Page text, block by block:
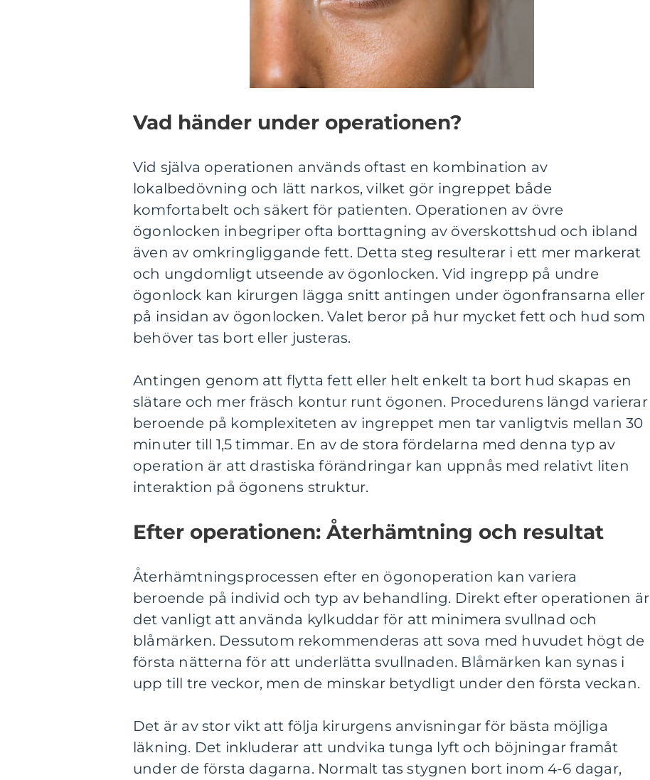
Vad händer under operationen?
Vid själva operationen används oftast en kombination av
lokalbedövning och lätt narkos, vilket gör ingreppet både
komfortabelt och säkert för patienten. Operationen av övre
ögonlocken inbegriper ofta borttagning av överskottshud och ibland
även av omkringliggande fett. Detta steg resulterar i ett mer markerat
och ungdomligt utseende av ögonlocken. Vid ingrepp på undre
ögonlock kan kirurgen lägga snitt antingen under ögonfransarna eller
på insidan av ögonlocken. Valet beror på hur mycket fett och hud som
behöver tas bort eller justeras.
Antingen genom att flytta fett eller helt enkelt ta bort hud skapas en
slätare och mer fräsch kontur runt ögonen. Procedurens längd varierar
beroende på komplexiteten av ingreppet men tar vanligtvis mellan 30
minuter till 1,5 timmar. En av de stora fördelarna med denna typ av
operation är att drastiska förändringar kan uppnås med relativt liten
interaktion på ögonens struktur.
Efter operationen: Återhämtning och resultat
Återhämtningsprocessen efter en ögonoperation kan variera
beroende på individ och typ av behandling. Direkt efter operationen är
det vanligt att använda kylkuddar för att minimera svullnad och
blåmärken. Dessutom rekommenderas att sova med huvudet högt de
första nätterna för att underlätta svullnaden. Blåmärken kan synas i
upp till tre veckor, men de minskar betydligt under den första veckan.
Det är av stor vikt att följa kirurgens anvisningar för bästa möjliga
läkning. Det inkluderar att undvika tunga lyft och böjningar framåt
under de första dagarna. Normalt tas stygnen bort inom 4-6 dagar,